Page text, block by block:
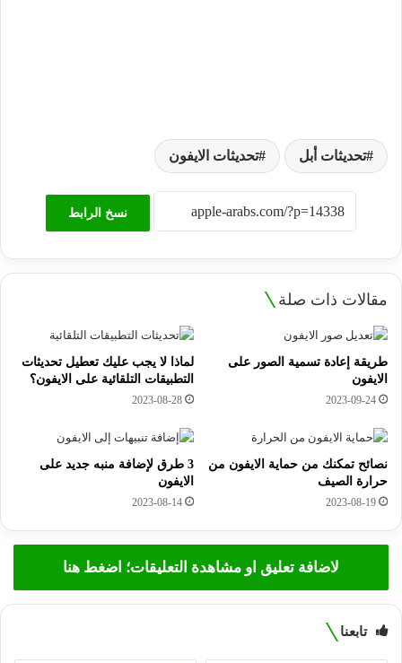
تحديثات أبل تحديثات الايفون
نسخ الرابط
مقالات ذات صلة
طريقة إعادة تسمية الصور على
الايفون
2023-09-24
لماذا لا يجب عليك تعطيل تحديثات
التطبيقات التلقائية على الايفون؟
2023-08-28
نصائح تمكنك من حماية الايفون من
حرارة الصيف
2023-08-19
3 طرق لإضافة منبه جديد على
الايفون
2023-08-14
لاضافة تعليق او مشاهدة التعليقات؛ اضغط هنا
تابعنا